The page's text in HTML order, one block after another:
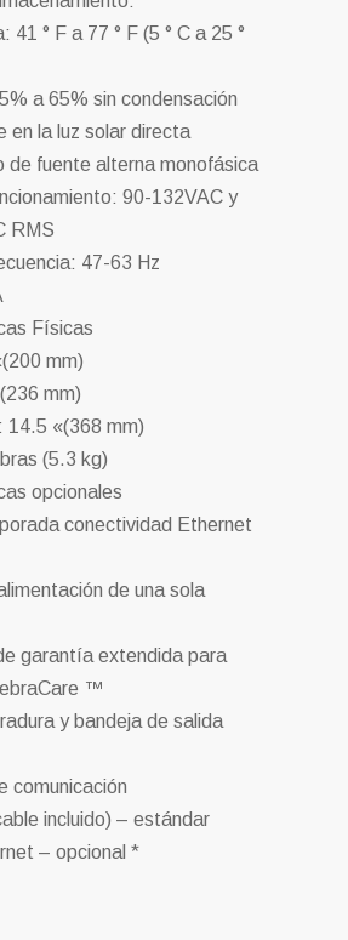
41 ° F a 77 ° F (5 ° C a 25 °
a 65% sin condensación
en la luz solar directa
de fuente alterna monofásica
90-132VAC y
RMS
47-63 Hz
Físicas
mm)
mm)
14.5 «(368 mm)
(5.3 kg)
opcionales
conectividad Ethernet
de una sola
garantía extendida para
™
y bandeja de salida
comunicación
incluido) – estándar
– opcional *